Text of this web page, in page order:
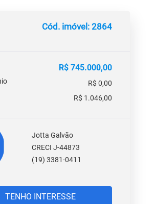
Cód. imóvel: 2864
R$ 745.000,00
R$ 0,00
R$ 1.046,00
Jotta Galvão
CRECI J-44873
(19) 3381-0411
TENHO INTERESSE